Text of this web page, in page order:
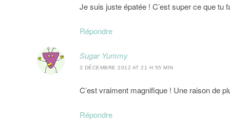
Je suis juste épatée ! C’est super ce que tu
Répondre
Sugar Yummy
3 DÉCEMBRE 2012 AT 21 H 55 MIN
C’est vraiment magnifique ! Une raison de
Répondre